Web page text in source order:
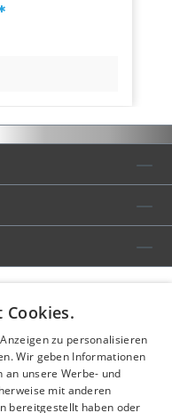
Cookies.
zu personalisieren
Wir geben Informationen
an unsere Werbe- und
mit anderen
bereitgestellt haben oder